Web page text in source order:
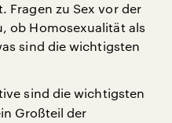
Fragen zu Sex vor der
ob Homosexualität als
sind die wichtigsten
sind die wichtigsten
Großteil der